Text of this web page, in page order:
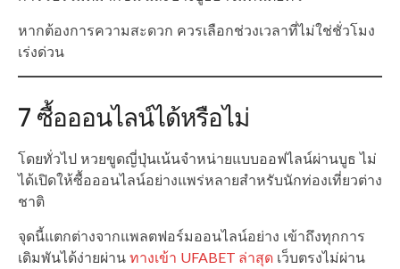
หากต้องการความสะดวก ควรเลือกช่วงเวลาที่ไม่ใช่ชั่วโมง
เร่งด่วน
7 ซื้อออนไลน์ได้หรือไม่
โดยทั่วไป หวยขูดญี่ปุ่นเน้นจำหน่ายแบบออฟไลน์ผ่านบูธ ไม่
ได้เปิดให้ซื้อออนไลน์อย่างแพร่หลายสำหรับนักท่องเที่ยวต่าง
ชาติ
จุดนี้แตกต่างจากแพลตฟอร์มออนไลน์อย่าง เข้าถึงทุกการ
เดิมพันได้ง่ายผ่าน ทางเข้า UFABET ล่าสุด เว็บตรงไม่ผ่าน